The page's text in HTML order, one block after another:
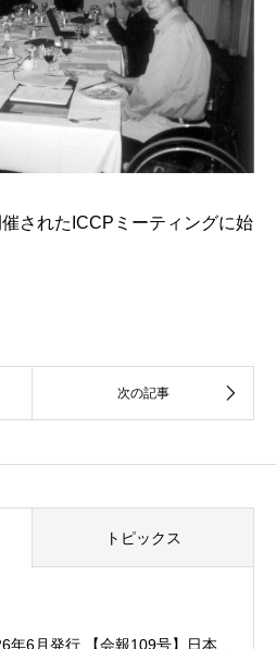
されたICCPミーティングに始
トピックス
年6月発行 【会報109号】日本...